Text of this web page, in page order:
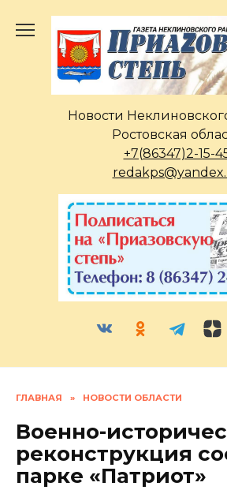
содержанию
Новости
Ростовская
+7(86347)2-15-
ГЛАВНАЯ » НОВОСТИ ОБЛАСТИ
Военно-
реконструкция
парке «Патриот»